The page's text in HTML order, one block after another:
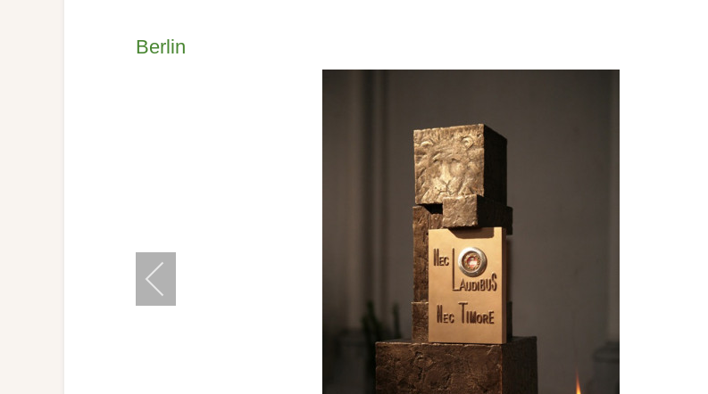
Berlin